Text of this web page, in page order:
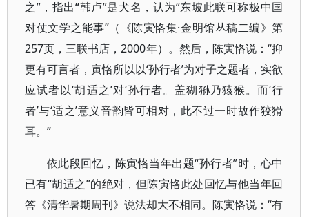
之”，指出“韩卢”是犬名，认为“东坡此联可称极中国
对仗文学之能事”（《陈寅恪集·金明馆丛稿二编》第
257页，三联书店，2000年）。然后，陈寅恪说：“抑
更有可言者，寅恪所以以‘孙行者’为对子之题者，实欲
应试者以‘胡适之’对‘孙行者。盖猢狲乃猿猴。而‘行
者’与‘适之’意义音韵皆可相对，此不过一时故作狡猾
耳。”
依此段回忆，陈寅恪当年出题“孙行者”时，心中
已有“胡适之”的绝对，但陈寅恪此处回忆与他当年回
答《清华暑期周刊》说法却大不相同。陈寅恪说：“有